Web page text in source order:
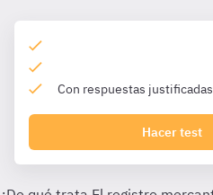
Con respuestas justificadas
Hacer test